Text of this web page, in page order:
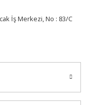
İş Merkezi, No : 83/C